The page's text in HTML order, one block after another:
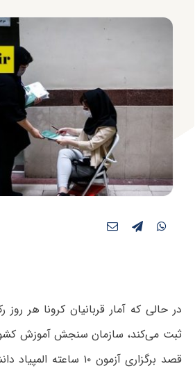
در حالی که آمار قربانیان کرونا هر
ثبت می‌کند، سازمان سنجش آموزش کشور
قصد برگزاری آزمون ۱۰